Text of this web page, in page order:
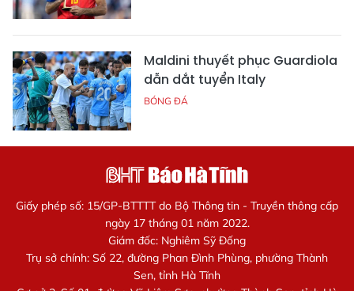
Maldini thuyết phục Guardiola
dẫn dắt tuyển Italy
BÓNG ĐÁ
Giấy phép số: 15/GP-BTTTT do Bộ Thông tin - Truyền thông cấp
ngày 17 tháng 01 năm 2022.
Giám đốc: Nghiêm Sỹ Đống
Trụ sở chính: Số 22, đường Phan Đình Phùng, phường Thành
Sen, tỉnh Hà Tĩnh